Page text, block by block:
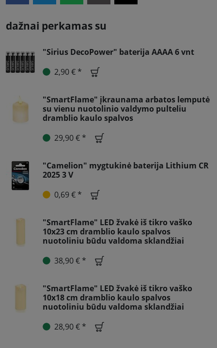
dažnai perkamas su
"Sirius DecoPower" baterija AAAA 6 vnt
2,90 € *
"SmartFlame" įkraunama arbatos lemputė
su vienu nuotolinio valdymo pulteliu
dramblio kaulo spalvos
29,90 € *
"Camelion" mygtukinė baterija Lithium CR
2025 3 V
0,69 € *
"SmartFlame" LED žvakė iš tikro vaško
10x23 cm dramblio kaulo spalvos
nuotoliniu būdu valdoma sklandžiai
38,90 € *
"SmartFlame" LED žvakė iš tikro vaško
10x18 cm dramblio kaulo spalvos
nuotoliniu būdu valdoma sklandžiai
28,90 € *